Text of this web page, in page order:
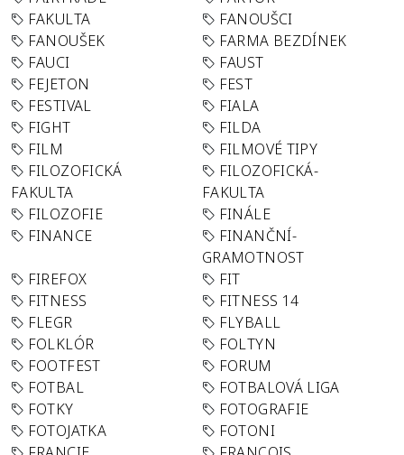
FAKULTA
FANOUŠCI
FANOUŠEK
FARMA BEZDÍNEK
FAUCI
FAUST
FEJETON
FEST
FESTIVAL
FIALA
FIGHT
FILDA
FILM
FILMOVÉ TIPY
FILOZOFICKÁ
FAKULTA
FILOZOFICKÁ-
FAKULTA
FILOZOFIE
FINÁLE
FINANCE
FINANČNÍ-
GRAMOTNOST
FIREFOX
FIT
FITNESS
FITNESS 14
FLEGR
FLYBALL
FOLKLÓR
FOLTYN
FOOTFEST
FORUM
FOTBAL
FOTBALOVÁ LIGA
FOTKY
FOTOGRAFIE
FOTOJATKA
FOTONI